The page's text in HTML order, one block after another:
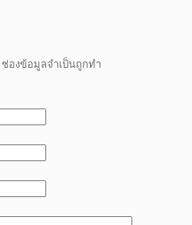
ช่องข้อมูลจำเป็นถูกทำ